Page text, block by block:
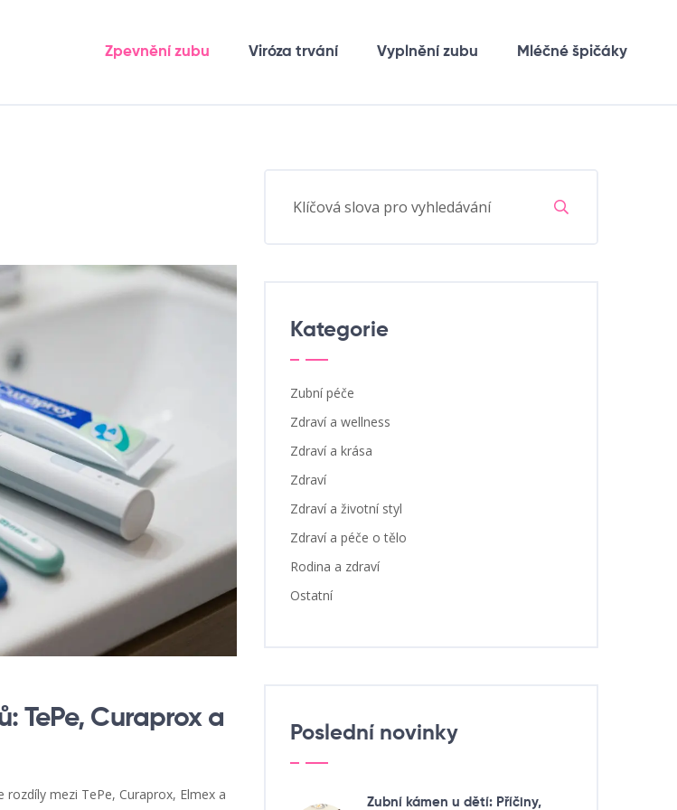
Zpevnění zubu Viróza trvání Vyplnění zubu Mléčné špičáky
TePe, Curaprox a
mezi TePe, Curaprox, Elmex a
Kategorie
Zubní péče
Zdraví a wellness
Zdraví a krása
Zdraví
Zdraví a životní styl
Zdraví a péče o tělo
Rodina a zdraví
Ostatní
Poslední novinky
Zubní kámen u dětí: Příčiny,